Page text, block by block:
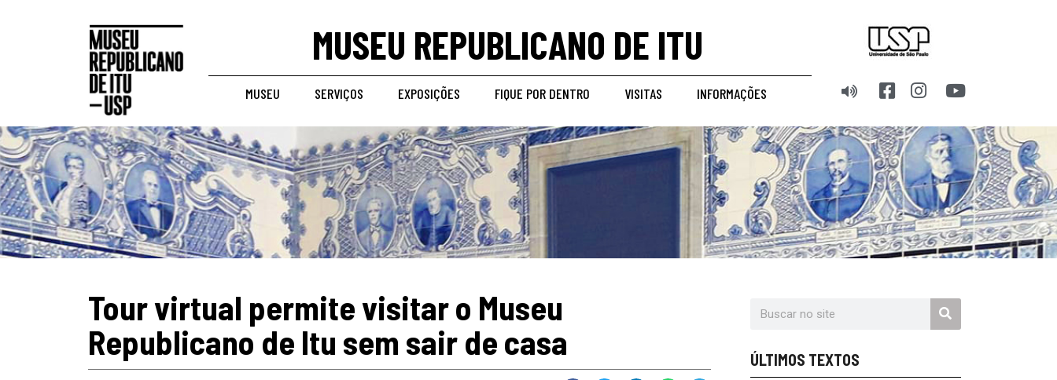
MUSEU REPUBLICANO DE ITU
MUSEU SERVIÇOS EXPOSIÇÕES FIQUE POR DENTRO VISITAS INFORMAÇÕES
Tour virtual permite visitar o Museu
Republicano de Itu sem sair de casa
ÚLTIMOS TEXTOS